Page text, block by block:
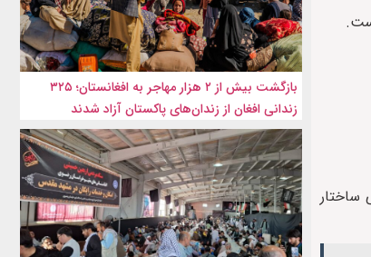
ساختار
بازگشت بیش از ۲ هزار مهاجر به افغانستان؛ ۳۲۵
زندانی افغان از زندان‌های پاکستان آزاد شدند